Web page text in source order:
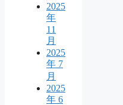
2025
年
11
月
2025
年 7
月
2025
年 6